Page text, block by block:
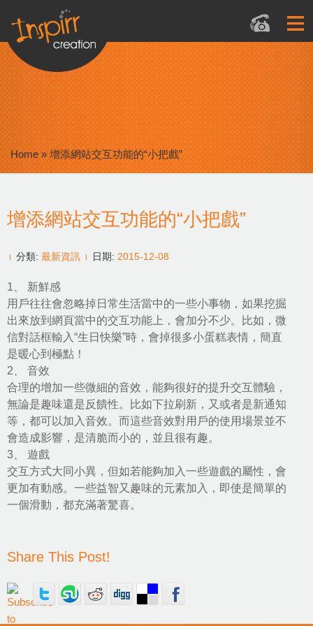
Home » 增添網站交互功能的“小把戲”
增添網站交互功能的“小把戲”
分類: 最新資訊 日期: 2015-12-08
1、 新鮮感
用戶往往會忽略掉日常生活當中的一些小事物，如果挖掘
出來放到網頁當中的交互功能上，會加分不少。比如，微
信對話框輸入“生日快樂”時，會掉很多小蛋糕表情，簡直
是暖心到極點！
2、 音效
合理的增加一些微細的音效，能夠很好的提升交互體驗，
無論是趣味還是反饋性。比如下拉刷新，又或者是新通知
等，都可以加入音效。而這些音效對用戶的使用場景並不
會造成影響，是清脆而小的，並且很有趣。
3、 遊戲
交互方式大同小異，但如若能夠加入一些遊戲的屬性，會
更加有動感。一些益智又趣味的元素加入，即使是簡單的
一個滑動，都充滿著驚喜。
Share This Post!